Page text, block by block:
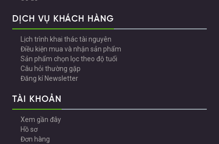
DỊCH VỤ KHÁCH HÀNG
Lịch trình khai thác tài nguyên
Điều kiện mua và nhận sản phẩm
Sản phẩm chọn lọc theo độ tuổi
Câu hỏi thường gặp
Đăng kí Newsletter
TÀI KHOẢN
Xem gần đây
Hồ sơ
Đơn hàng